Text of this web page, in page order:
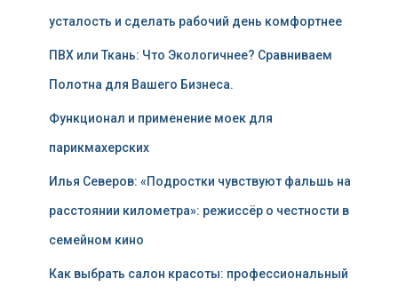
усталость и сделать рабочий день комфортнее
ПВХ или Ткань: Что Экологичнее? Сравниваем
Полотна для Вашего Бизнеса.
Функционал и применение моек для
парикмахерских
Илья Северов: «Подростки чувствуют фальшь на
расстоянии километра»: режиссёр о честности в
семейном кино
Как выбрать салон красоты: профессиональный